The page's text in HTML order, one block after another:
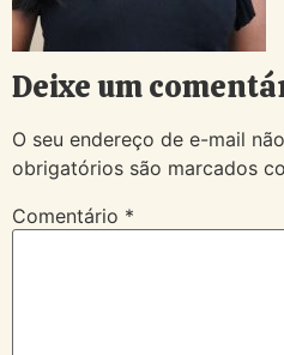
Deixe um
O seu endereço de e-mail
obrigatórios são marcados
Comentário *